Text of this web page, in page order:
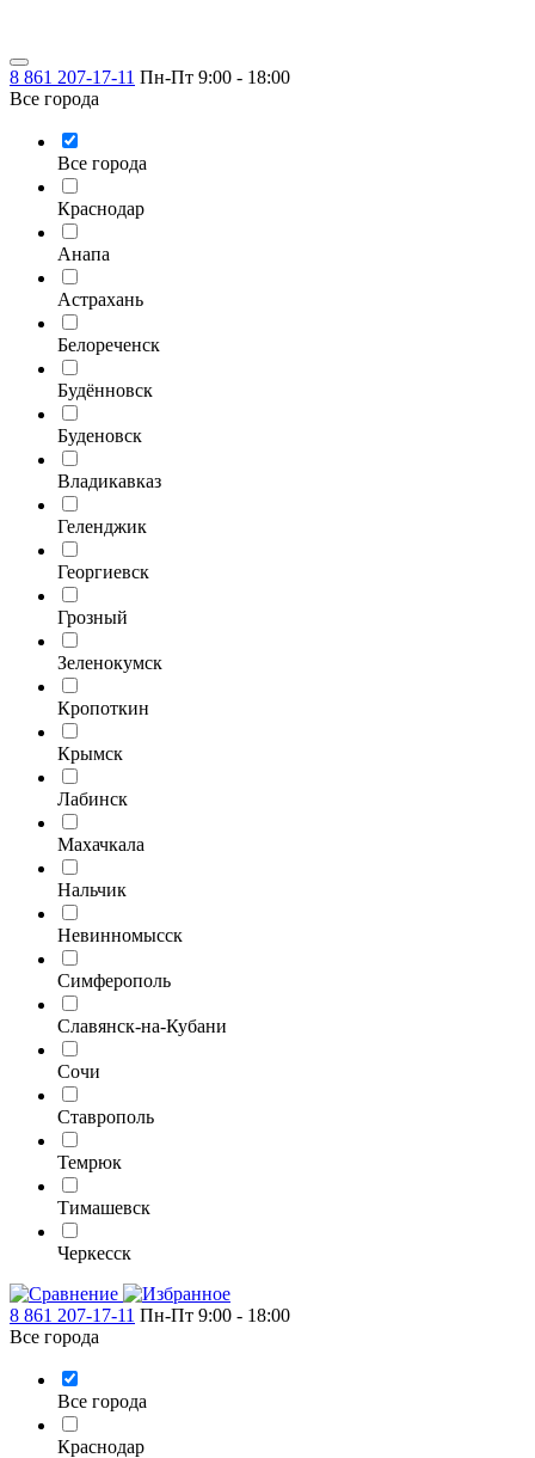
8 861 207-17-11 Пн-Пт 9:00 - 18:00
Все города
Все города
Краснодар
Анапа
Астрахань
Белореченск
Будённовск
Буденовск
Владикавказ
Геленджик
Георгиевск
Грозный
Зеленокумск
Кропоткин
Крымск
Лабинск
Махачкала
Нальчик
Невинномысск
Симферополь
Славянск-на-Кубани
Сочи
Ставрополь
Темрюк
Тимашевск
Черкесск
8 861 207-17-11 Пн-Пт 9:00 - 18:00
Все города
Все города
Краснодар